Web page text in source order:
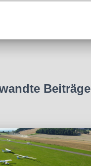
Beiträge